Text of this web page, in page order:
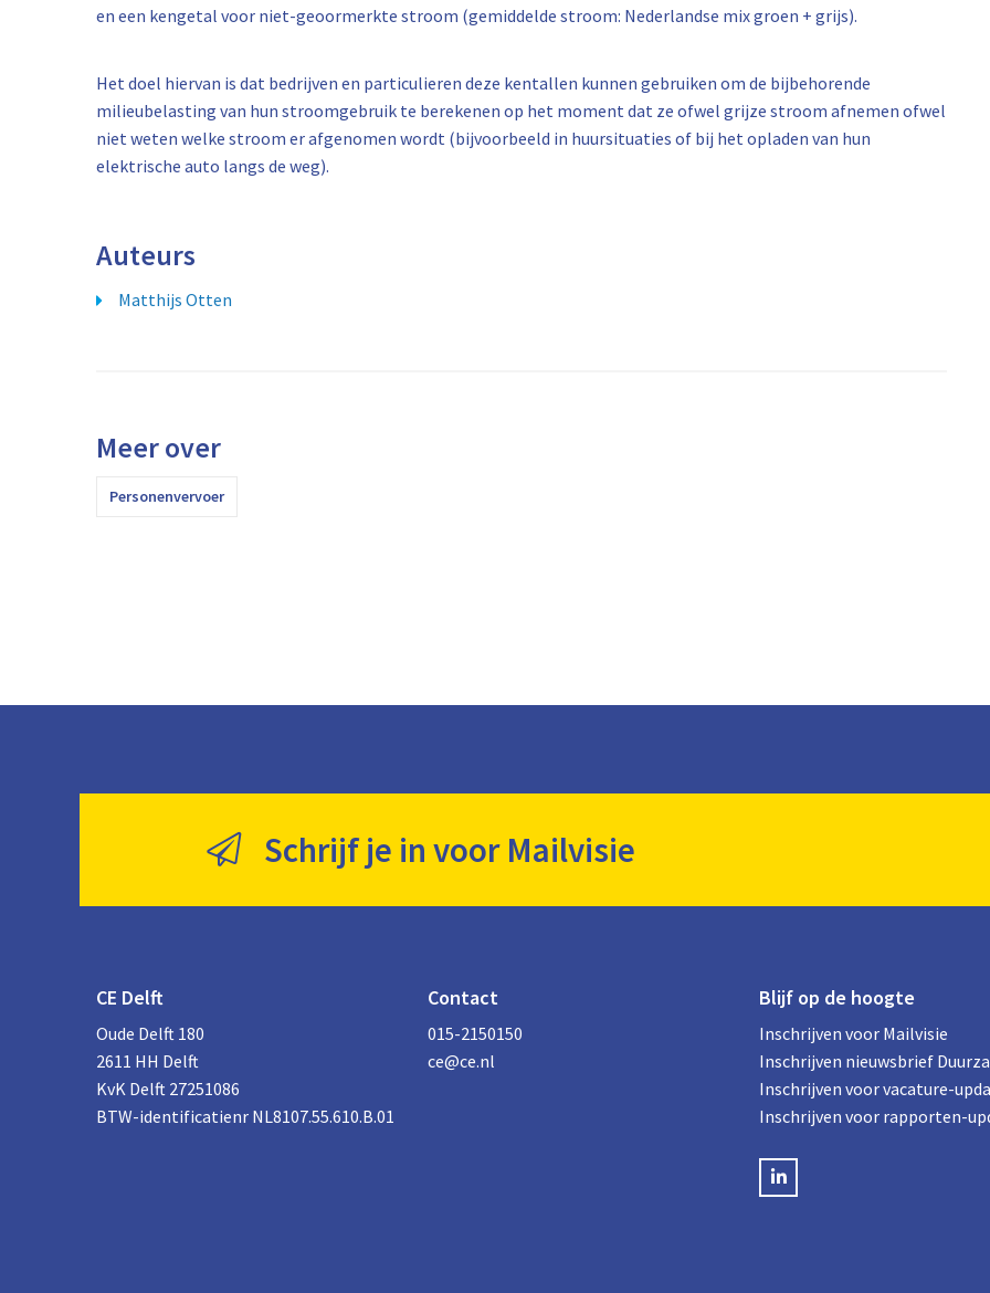
en een kengetal voor niet-geoormerkte stroom (gemiddelde stroom: Nederlandse mix groen + grijs).
Het doel hiervan is dat bedrijven en particulieren deze kentallen kunnen gebruiken om de bijbehorende
milieubelasting van hun stroomgebruik te berekenen op het moment dat ze ofwel grijze stroom afnemen ofwel
niet weten welke stroom er afgenomen wordt (bijvoorbeeld in huursituaties of bij het opladen van hun
elektrische auto langs de weg).
Auteurs
Matthijs Otten
Meer over
Personenvervoer
Schrijf je in voor Mailvisie
CE Delft
Oude Delft 180
2611 HH Delft
KvK Delft 27251086
BTW-identificatienr NL8107.55.610.B.01
Contact
015-2150150
ce@ce.nl
Blijf op de hoogte
Inschrijven voor Mailvisie
Inschrijven nieuwsbrief
Inschrijven voor vacature-
Inschrijven voor rapporten-
LinkedIN